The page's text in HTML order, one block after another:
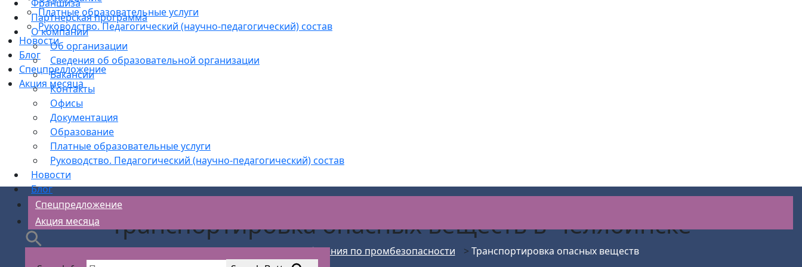
Платные образовательные услуги
Руководство. Педагогический (научно-педагогический) состав
Новости
Блог
Спецпредложение
Акция месяца
Франшиза
Партнерская программа
О компании
Об организации
Сведения об образовательной организации
Вакансии
Контакты
Офисы
Документация
Образование
Платные образовательные услуги
Руководство. Педагогический (научно-педагогический) состав
Новости
Блог
Спецпредложение
Акция месяца
Транспортировка опасных веществв Челябинске
АС Безопасности > Курсы обучения по промбезопасности > Транспортировка опасных веществ